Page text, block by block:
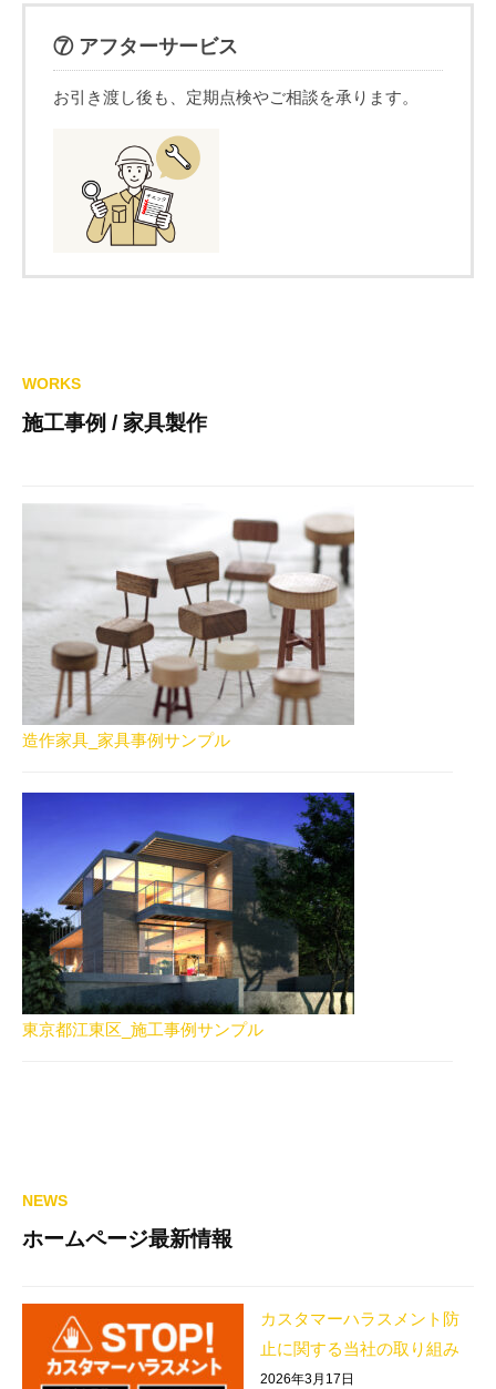
⑦ アフターサービス
お引き渡し後も、定期点検やご相談を承ります。
WORKS
施工事例 / 家具製作
造作家具_家具事例サンプル
東京都江東区_施工事例サンプル
NEWS
ホームページ最新情報
カスタマーハラスメント防
止に関する当社の取り組み
2026年3月17日